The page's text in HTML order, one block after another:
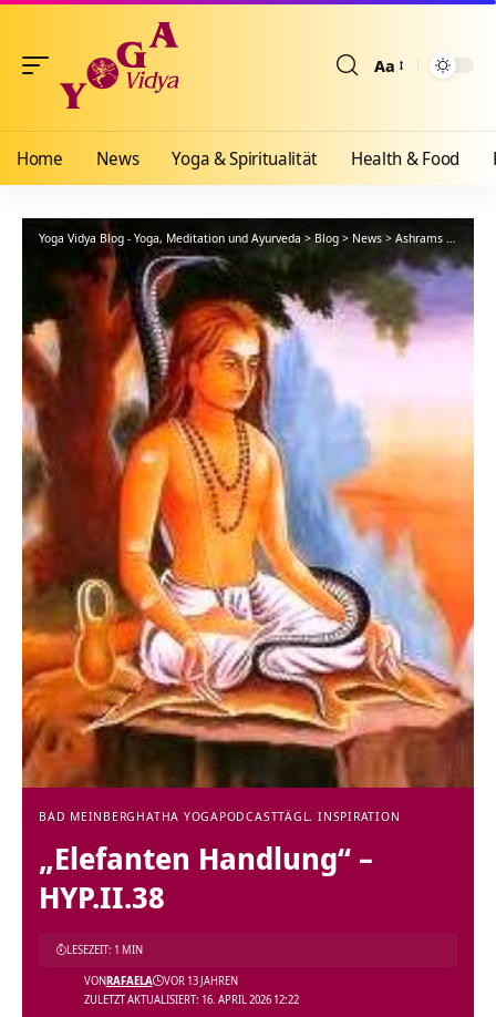
Aa
Home News Yoga & Spiritualität Health & Food
Yoga Vidya Blog - Yoga, Meditation und Ayurveda > Blog > News > Ashrams
BAD MEINBERG HATHA YOGAPODCASTTÄGL. INSPIRATION
„Elefanten Handlung“ –
HYP.II.38
ZULETZT AKTUALISIERT: 16. APRIL 2026 12:22
VONRAFAELA VOR 13 JAHREN
LESEZEIT: 1 MIN